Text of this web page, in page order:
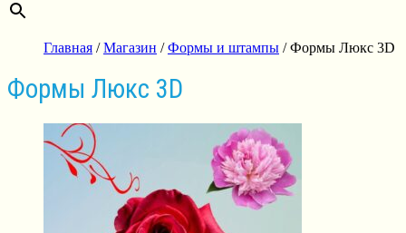
Главная /Магазин /Формы и штампы / Формы Люкс 3D
Формы Люкс 3D